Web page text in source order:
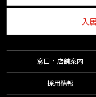
入
窓口・店舗案内
採用情報